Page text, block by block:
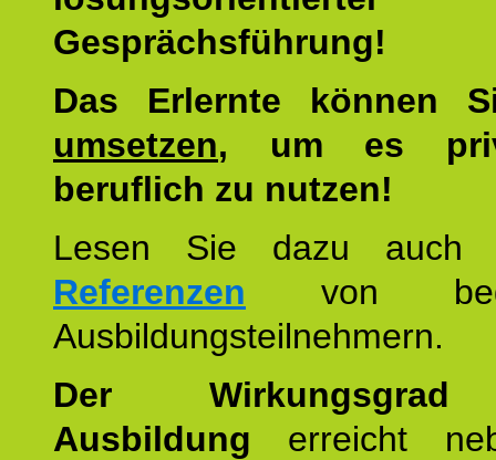
Gesprächsführung!
Das Erlernte können
umsetzen, um es
beruflich zu nutzen!
Lesen Sie dazu
Referenzen von
Ausbildungsteilnehmern.
Der
Ausbildung erreicht